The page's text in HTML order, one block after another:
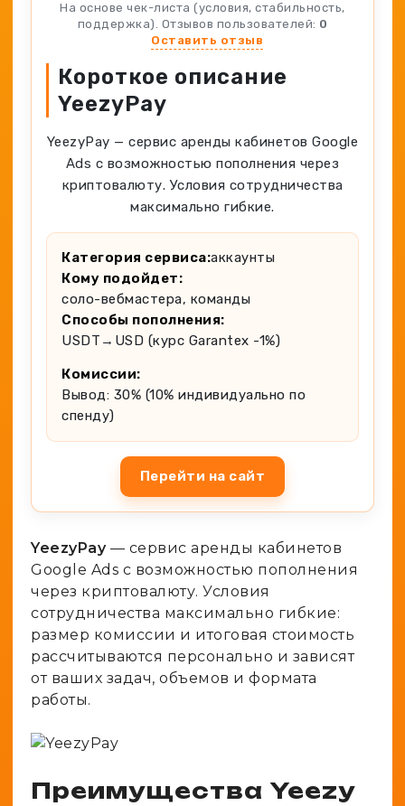
Адалт
Spy-сервисы
Аккаунты
Проверка анонимности
Конвертер cookies
Генератор личности
На основе чек-листа (условия, стабильность,
поддержка). Отзывов пользователей: 0
Оставить отзыв
Короткое описание
YeezyPay
YeezyPay — сервис аренды кабинетов Google
Ads с возможностью пополнения через
криптовалюту. Условия сотрудничества
максимально гибкие.
Категория сервиса:аккаунты
Кому подойдет:
соло-вебмастера, команды
Способы пополнения:
USDT→USD (курс Garantex -1%)
Комиссии:
Вывод: 30% (10% индивидуально по
спенду)
Перейти на сайт
YeezyPay— сервис аренды кабинетов
Google Ads с возможностью пополнения
через криптовалюту. Условия
сотрудничества максимально гибкие:
размер комиссии и итоговая стоимость
рассчитываются персонально и зависят
от ваших задач, объемов и формата
работы.
Преимущества Yeezy